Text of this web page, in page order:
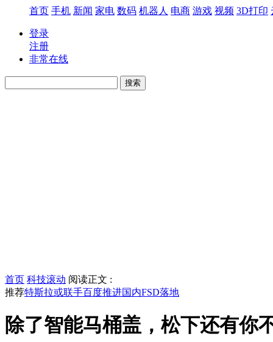
首页 手机 新闻 家电 数码 机器人 电商 游戏 视频 3D打印
登录
注册
非常在线
首页 科技滚动 阅读正文 :
推荐特斯拉或联手百度推进国内FSD落地
除了智能马桶盖，松下还有你